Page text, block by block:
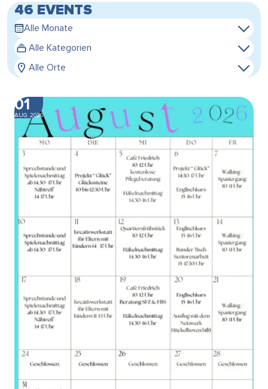
46 EVENTS
Alle Monate
Alle Kategorien
Alle Orte
01
AUG. 2026